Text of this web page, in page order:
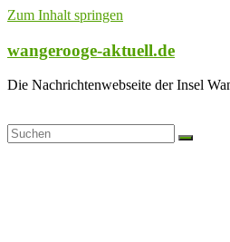
Zum Inhalt springen
wangerooge-aktuell.de
Die Nachrichtenwebseite der Insel